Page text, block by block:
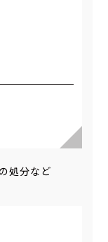
処分など